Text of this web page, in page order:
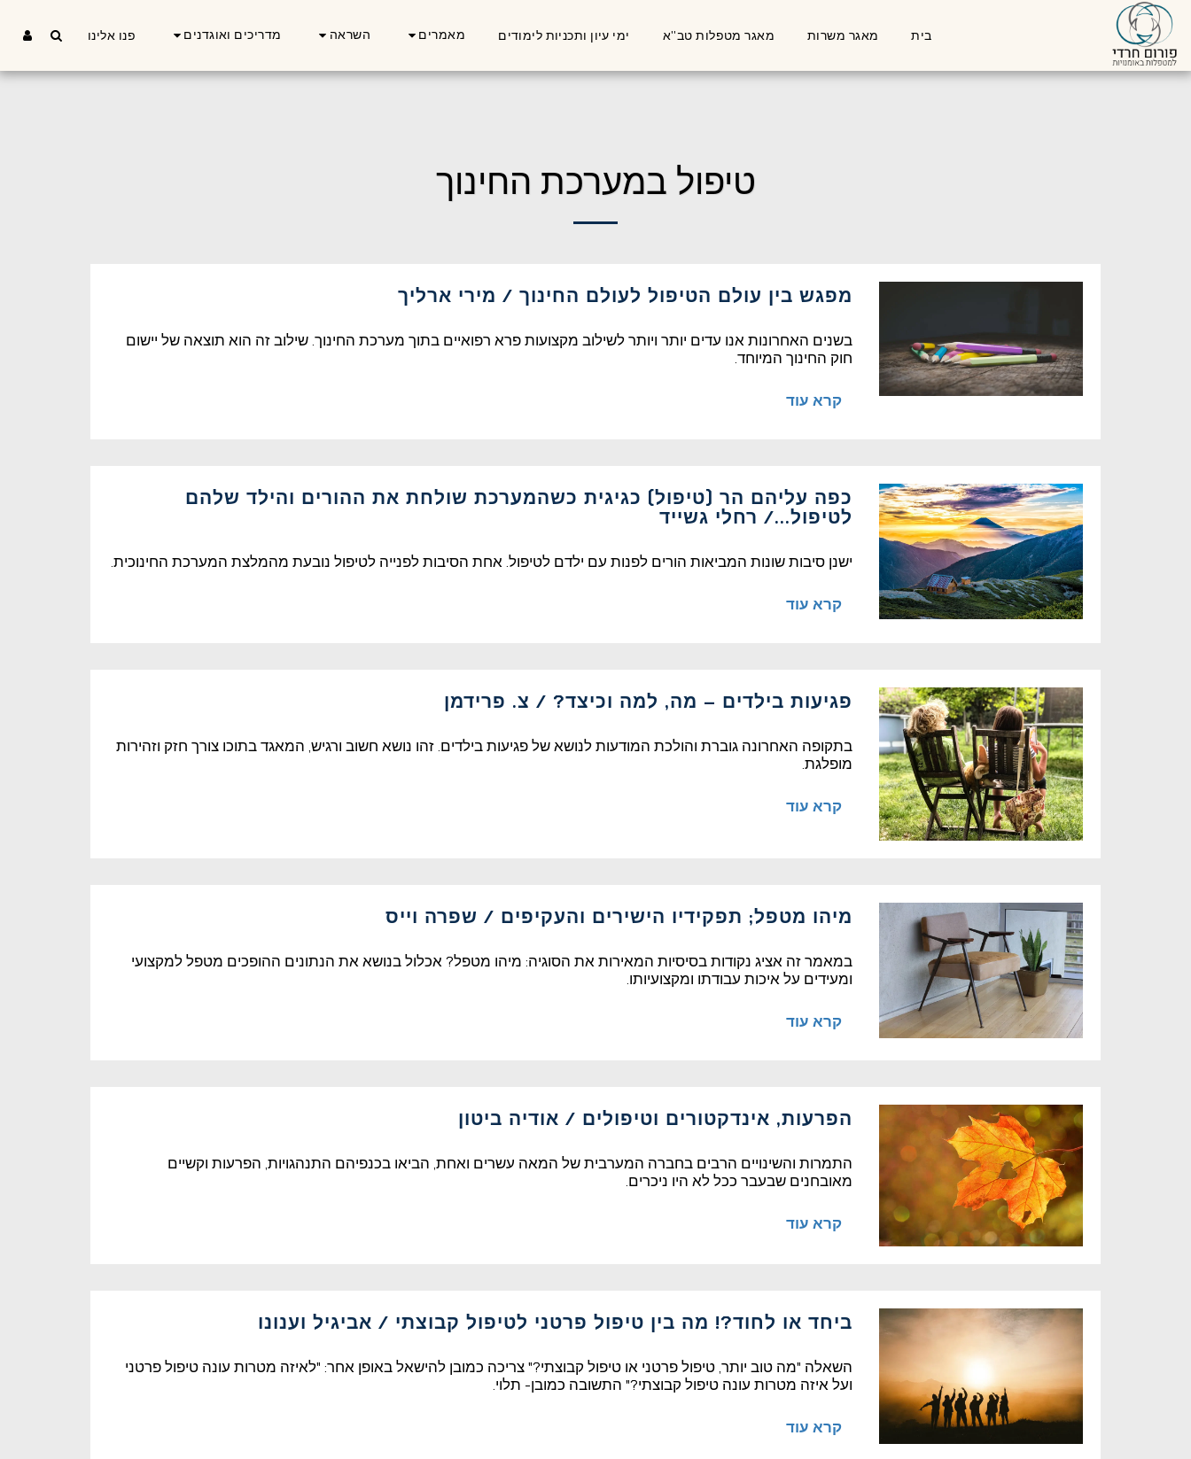
בית מאגר משרות מאגר מטפלות טב''א ימי עיון ותכניות לימודים מאמרים השראה מדריכים ואוגדנים פנו אלינו
טיפול במערכת החינוך
מפגש בין עולם הטיפול לעולם החינוך / מירי ארליך
בשנים האחרונות אנו עדים יותר ויותר לשילוב מקצועות פרא רפואיים בתוך מערכת החינוך. שילוב זה הוא תוצאה של יישום
חוק החינוך המיוחד.
קרא עוד
כפה עליהם הר (טיפול) כגיגית כשהמערכת שולחת את ההורים והילד שלהם
לטיפול.../ רחלי גשייד
ישנן סיבות שונות המביאות הורים לפנות עם ילדם לטיפול. אחת הסיבות לפנייה לטיפול נובעת מהמלצת המערכת החינוכית.
קרא עוד
פגיעות בילדים – מה, למה וכיצד? / צ. פרידמן
בתקופה האחרונה גוברת והולכת המודעות לנושא של פגיעות בילדים. זהו נושא חשוב ורגיש, המאגד בתוכו צורך חזק וזהירות
מופלגת.
קרא עוד
מיהו מטפל; תפקידיו הישירים והעקיפים / שפרה וייס
במאמר זה אציג נקודות בסיסיות המאירות את הסוגיה: מיהו מטפל? אכלול בנושא את הנתונים ההופכים מטפל למקצועי
ומעידים על איכות עבודתו ומקצועיותו.
קרא עוד
הפרעות, אינדקטורים וטיפולים / אודיה ביטון
התמרות והשינויים הרבים בחברה המערבית של המאה עשרים ואחת, הביאו בכנפיהם התנהגויות, הפרעות וקשיים
מאובחנים שבעבר ככל לא היו ניכרים.
קרא עוד
ביחד או לחוד?! מה בין טיפול פרטני לטיפול קבוצתי / אביגיל וענונו
השאלה "מה טוב יותר, טיפול פרטני או טיפול קבוצתי?" צריכה כמובן להישאל באופן אחר: "לאיזה מטרות עונה טיפול פרטני
ועל איזה מטרות עונה טיפול קבוצתי?" התשובה כמובן- תלוי.
קרא עוד